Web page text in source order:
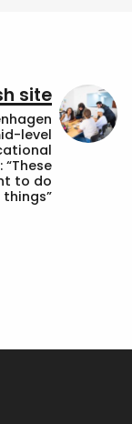
site
level
to do
things”